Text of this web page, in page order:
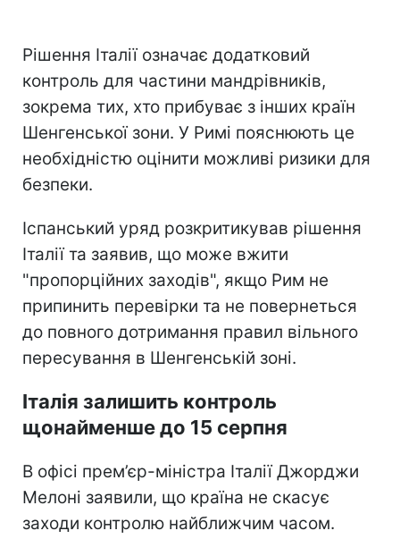
Рішення Італії означає додатковий
контроль для частини мандрівників,
зокрема тих, хто прибуває з інших країн
Шенгенської зони. У Римі пояснюють це
необхідністю оцінити можливі ризики для
безпеки.
Іспанський уряд розкритикував рішення
Італії та заявив, що може вжити
"пропорційних заходів", якщо Рим не
припинить перевірки та не повернеться
до повного дотримання правил вільного
пересування в Шенгенській зоні.
Італія залишить контроль
щонайменше до 15 серпня
В офісі прем’єр-міністра Італії Джорджи
Мелоні заявили, що країна не скасує
заходи контролю найближчим часом.